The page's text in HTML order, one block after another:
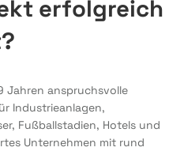
erfolgreich
Jahren anspruchsvolle
Industrieanlagen,
Fußballstadien, Hotels und
Unternehmen mit rund